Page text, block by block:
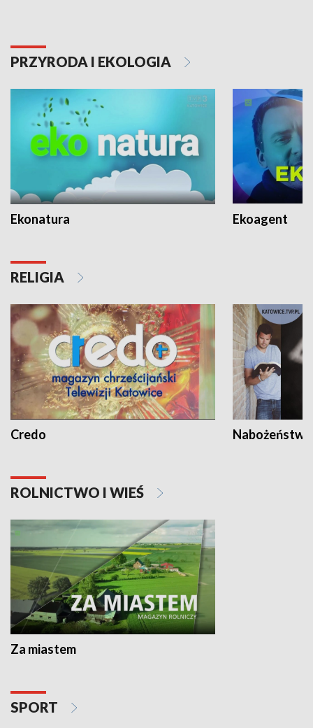
PRZYRODA I EKOLOGIA
Ekonatura Ekoagent
RELIGIA
Credo
ROLNICTWO I WIEŚ
Za miastem
SPORT